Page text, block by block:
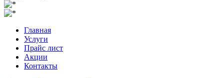
Главная
Услуги
Прайс лист
Акции
Контакты